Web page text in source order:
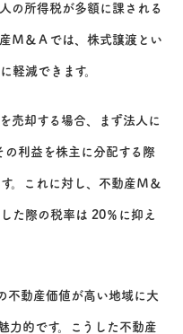
の所得税が多額に課される
Ｍ＆Ａでは、株式譲渡とい
軽減できます。
売却する場合、まず法人に
利益を株主に分配する際
。これに対し、不動産Ｍ＆
た際の税率は 20％に抑え
不動産価値が高い地域に大
力的です。こうした不動産